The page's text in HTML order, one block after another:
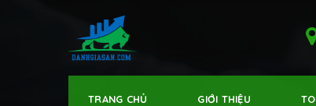
TRANG CHỦ GIỚI THIỆU